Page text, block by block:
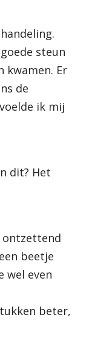
steun
kwamen. Er
de
ik mij
dit? Het
ontzettend
beetje
wel even
beter,